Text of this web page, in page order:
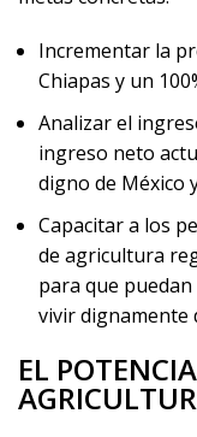
Incrementar la
Chiapas y un
Analizar el
ingreso neto
digno de México
Capacitar a los
de agricultura
para que
vivir dignamente
EL